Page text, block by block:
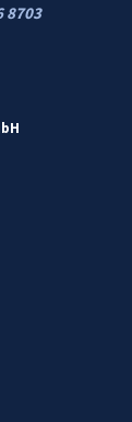
8703